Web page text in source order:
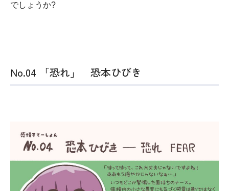
でしょうか?
No.04 「恐れ」 恐本ひびき